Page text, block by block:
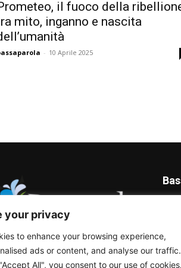
your privacy
to enhance your browsing experience,
ads or content, and analyse our traffic.
All", you consent to our use of cookies.
il fuoco della
mito, inganno e nascita
- 10 Aprile 2025
© Bassaparola.it 2015-2025